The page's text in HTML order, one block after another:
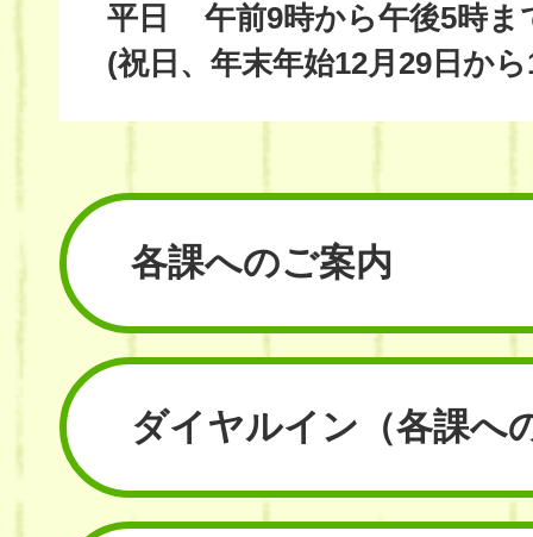
平日
午前9時から午後5時ま
(祝日、年末年始12月29日か
各課へのご案内
ダイヤルイン （各課へ